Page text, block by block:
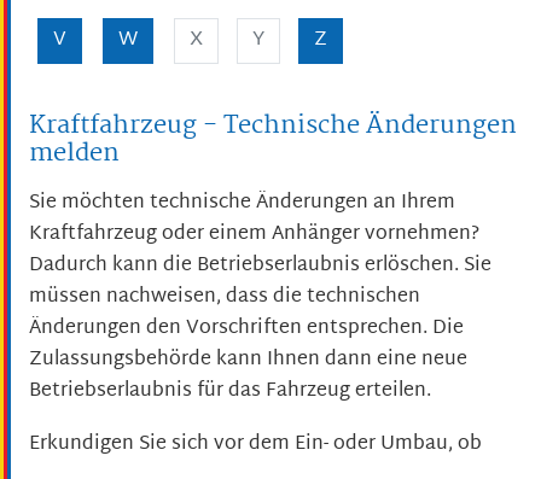
V
W X Y Z
Kraftfahrzeug - Technische Änderungen
melden
Sie möchten technische Änderungen an Ihrem
Kraftfahrzeug oder einem Anhänger vornehmen?
Dadurch kann die Betriebserlaubnis erlöschen. Sie
müssen nachweisen, dass die technischen
Änderungen den Vorschriften entsprechen. Die
Zulassungsbehörde kann Ihnen dann eine neue
Betriebserlaubnis für das Fahrzeug erteilen.
Erkundigen Sie sich vor dem Ein- oder Umbau, ob